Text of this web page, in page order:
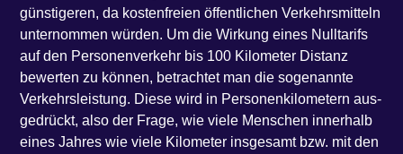
güns­ti­ge­ren, da kos­ten­frei­en öffent­li­chen Ver­kehrs­mit­teln
unter­nom­men wür­den. Um die Wir­kung eines Null­ta­rifs
auf den Per­so­nen­ver­kehr bis 100 Kilo­me­ter Distanz
bewer­ten zu kön­nen, betrach­tet man die soge­nann­te
Ver­kehrs­leis­tung. Die­se wird in Per­so­nen­ki­lo­me­tern aus­
ge­drückt, also der Fra­ge, wie vie­le Men­schen inner­halb
eines Jah­res wie vie­le Kilo­me­ter ins­ge­samt bzw. mit den